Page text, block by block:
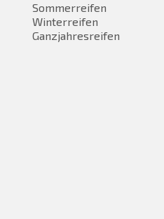
Sommerreifen
Winterreifen
Ganzjahresreifen